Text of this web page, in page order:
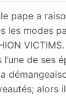
pape a
les modes
l’une de ses
alors